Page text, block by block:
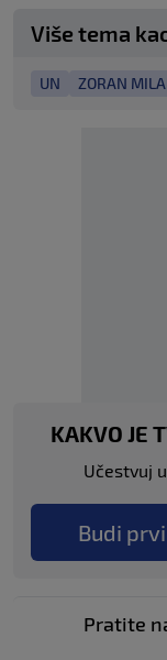
Više tema
UN ZORAN
KAKVO JE
Učestvuj
Budi
Pratite